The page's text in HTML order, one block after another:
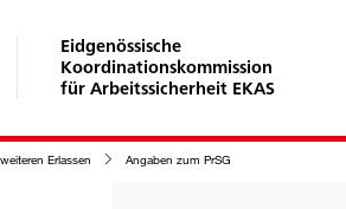
Eidgenössische
Koordinationskommission
für Arbeitssicherheit EKAS
Erlassen Angaben zum PrSG